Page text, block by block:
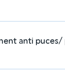
anti puces/